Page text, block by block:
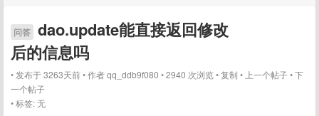
问答 dao.update能直接返回修改
后的信息吗
发布于 3263天前 作者qq_ddb9f080 2940 次浏览 复制 上一个帖子 下
一个帖子
标签:无